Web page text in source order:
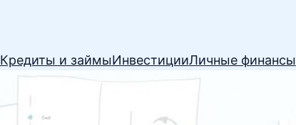
Кредиты и займыИнвестицииЛичные финансы